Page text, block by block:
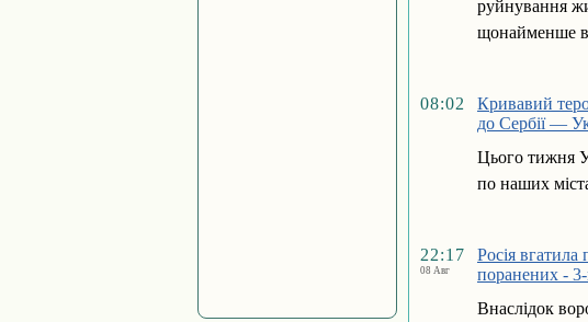
руйнування
щонайменше
08:02
Кривавий
до Сербії —
Цього тижня
по наших
22:17
08 Авг
Росія вгатила
поранених -
Внаслідок